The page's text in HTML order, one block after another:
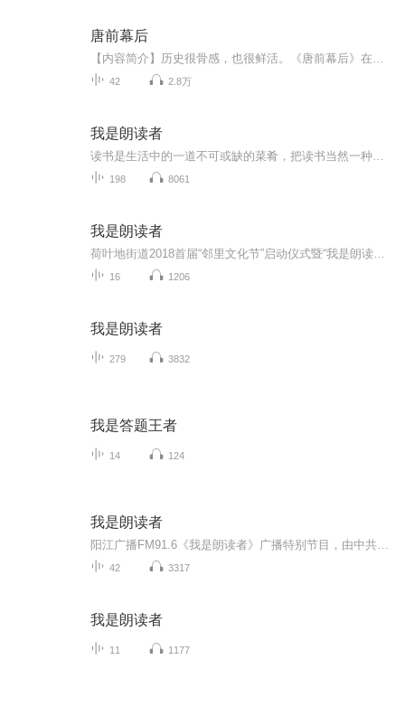
唐前幕后
42 2.8万
我是朗读者
198 8061
我是朗读者
16 1206
我是朗读者
279 3832
我是答题王者
14 124
我是朗读者
42 3317
我是朗读者
11 1177